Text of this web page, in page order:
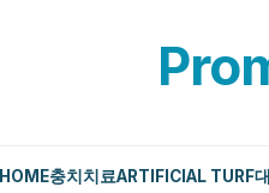
충치치료ARTIFICIAL TURF